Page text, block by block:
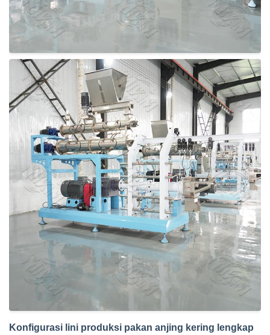
Konfigurasi lini produksi pakan anjing kering lengkap